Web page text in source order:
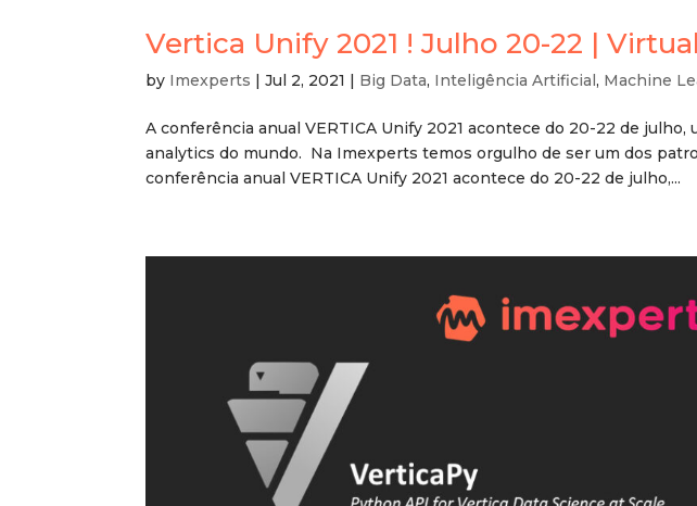
Vertica Unify 2021 ! Julho 20-22 |
by Imexperts |Jul 2, 2021 | Big Data, Inteligência Artificial, Machine
A conferência anual VERTICA Unify 2021 acontece do 20-22 de
analytics do mundo. Na Imexperts temos orgulho de ser um dos
conferência anual VERTICA Unify 2021 acontece do 20-22 de julho,...